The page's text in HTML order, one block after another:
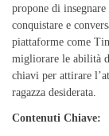
propone di
conquistare e
piattaforme come
migliorare le abilità
chiavi per attirare
ragazza desiderata.
Contenuti Chiave: